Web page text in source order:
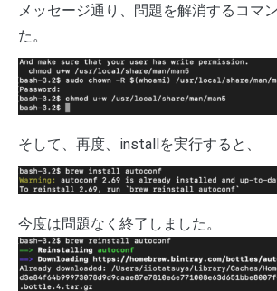
メッセージ通り、問題を解消するコマ
た。
そして、再度、installを実行すると、
今度は問題なく終了しました。